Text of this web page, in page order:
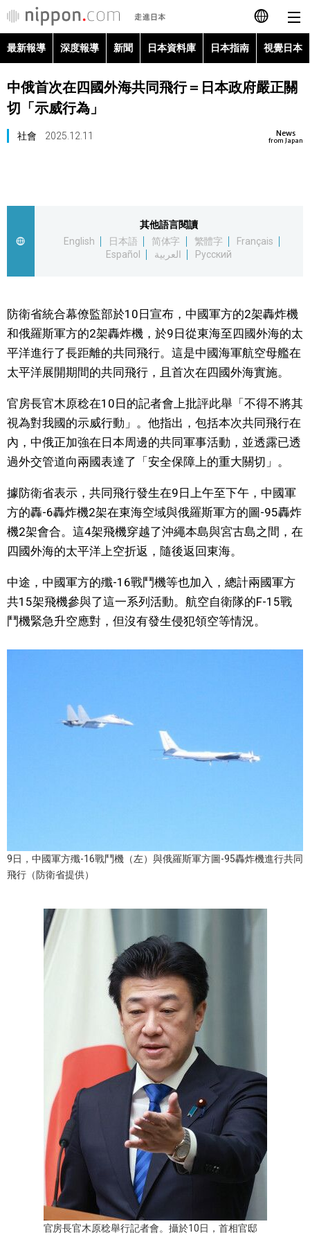
日本語
English
最新報導
視覺日本
臺灣香港
更多
人物訪談
日本入門
政治外交
財經
文化
工作勞動
編輯部通知
official SNS
最新報導 深度報導 新聞 日本資料庫 日本指南 視覺日本
中俄首次在四國外海共同飛行＝日本政府嚴正關
切「示威行為」
News
from Japan
社會 2025.12.11
其他語言閱讀
English
日本語 简体字 繁體字
Français
Español
العربية Русский
防衛省統合幕僚監部於10日宣布，中國軍方的2架轟炸機
和俄羅斯軍方的2架轟炸機，於9日從東海至四國外海的太
平洋進行了長距離的共同飛行。這是中國海軍航空母艦在
太平洋展開期間的共同飛行，且首次在四國外海實施。
官房長官木原稔在10日的記者會上批評此舉「不得不將其
視為對我國的示威行動」。他指出，包括本次共同飛行在
內，中俄正加強在日本周邊的共同軍事活動，並透露已透
過外交管道向兩國表達了「安全保障上的重大關切」。
據防衛省表示，共同飛行發生在9日上午至下午，中國軍
方的轟-6轟炸機2架在東海空域與俄羅斯軍方的圖-95轟炸
機2架會合。這4架飛機穿越了沖繩本島與宮古島之間，在
四國外海的太平洋上空折返，隨後返回東海。
中途，中國軍方的殲-16戰鬥機等也加入，總計兩國軍方
共15架飛機參與了這一系列活動。航空自衛隊的F-15戰
鬥機緊急升空應對，但沒有發生侵犯領空等情況。
9日，中國軍方殲-16戰鬥機（左）與俄羅斯軍方圖-95轟炸機進行共同
飛行（防衛省提供）
官房長官木原稔舉行記者會。攝於10日，首相官邸